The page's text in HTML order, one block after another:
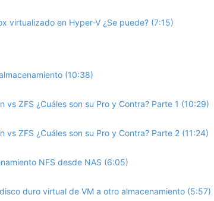
virtualizado en Hyper-V ¿Se puede? (7:15)
(10:38)
vs ZFS ¿Cuáles son su Pro y Contra? Parte 1 (10:29)
vs ZFS ¿Cuáles son su Pro y Contra? Parte 2 (11:24)
NFS desde NAS (6:05)
duro virtual de VM a otro almacenamiento (5:57)